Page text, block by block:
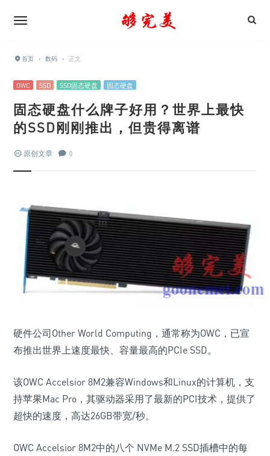
首页 › 数码 › 正文
OWC SSD SSD固态硬盘 固态硬盘
固态硬盘什么牌子好用？世界上最快
的SSD刚刚推出，但贵得离谱
原创文章 0
硬件公司Other World Computing，通常称为OWC，已宣
布推出世界上速度最快、容量最高的PCIe SSD。
该OWC Accelsior 8M2兼容Windows和Linux的计算机，支
持苹果Mac Pro，其驱动器采用了最新的PCI技术，提供了
超快的速度，高达26GB带宽/秒。
OWC Accelsior 8M2中的八个 NVMe M.2 SSD插槽中的每